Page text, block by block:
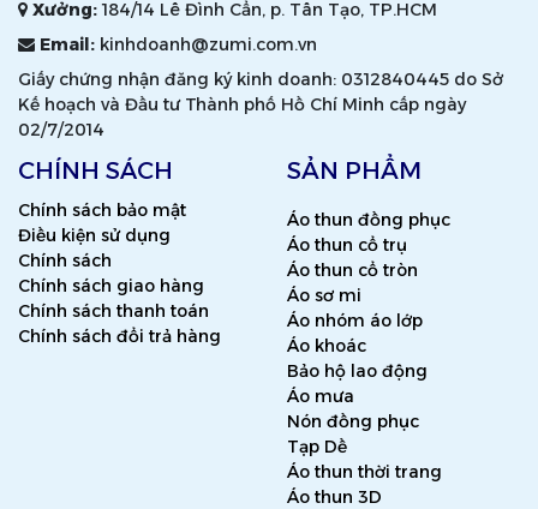
Xưởng:184/14 Lê Đình Cẩn, p. Tân Tạo, TP.HCM
Email: kinhdoanh@zumi.com.vn
Giấy chứng nhận đăng ký kinh doanh: 0312840445 do Sở
Kế hoạch và Đầu tư Thành phố Hồ Chí Minh cấp ngày
02/7/2014
CHÍNH SÁCH
Chính sách bảo mật
Điều kiện sử dụng
Chính sách
Chính sách giao hàng
Chính sách thanh toán
Chính sách đổi trả hàng
SẢN PHẨM
Áo thun đồng phục
Áo thun cổ trụ
Áo thun cổ tròn
Áo sơ mi
Áo nhóm áo lớp
Áo khoác
Bảo hộ lao động
Áo mưa
Nón đồng phục
Tạp Dề
Áo thun thời trang
Áo thun 3D